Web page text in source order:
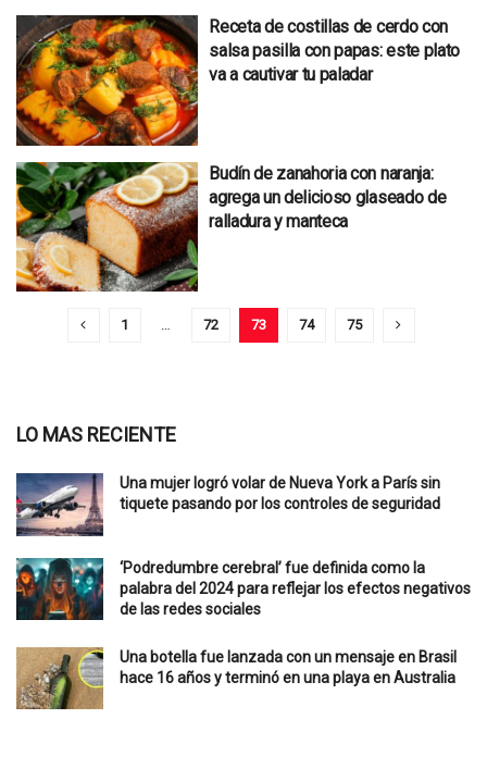
Receta de costillas de cerdo con
salsa pasilla con papas: este plato
va a cautivar tu paladar
Budín de zanahoria con naranja:
agrega un delicioso glaseado de
ralladura y manteca
1 … 72 73 74 75
LO MAS RECIENTE
Una mujer logró volar de Nueva York a París sin
tiquete pasando por los controles de seguridad
‘Podredumbre cerebral’ fue definida como la
palabra del 2024 para reflejar los efectos negativos
de las redes sociales
Una botella fue lanzada con un mensaje en Brasil
hace 16 años y terminó en una playa en Australia